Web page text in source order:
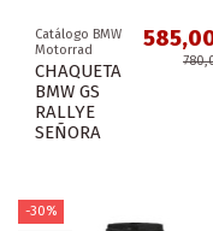
Catálogo BMW
Motorrad
CHAQUETA
BMW GS
RALLYE
SEÑORA
-30%